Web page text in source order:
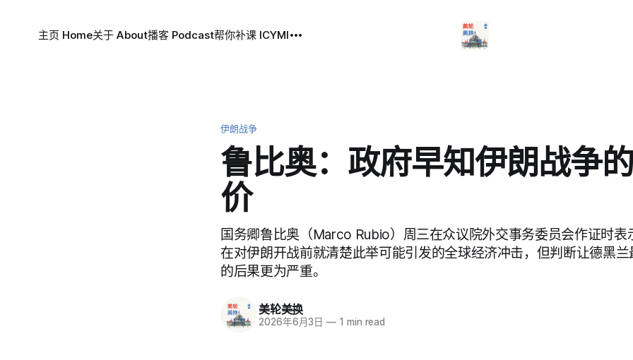
主页 Home关于 About播客 Podcast帮你补课 ICYMI
伊朗战争
鲁比奥：政府早知伊朗战争
价
国务卿鲁比奥（Marco Rubio）周三在众议院外交事务委员会作证时表
在对伊朗开战前就清楚此举可能引发的全球经济冲击，但判断让德黑
的后果更为严重。
美轮美换
2026年6月3日 — 1 min read